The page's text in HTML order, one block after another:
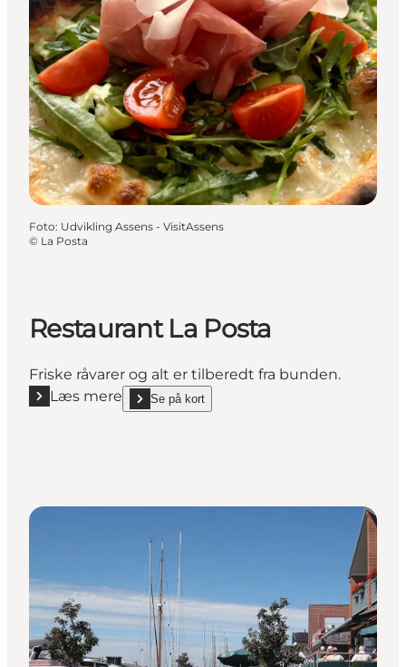
Foto: Udvikling Assens - VisitAssens
© La Posta
Restaurant La Posta
Friske råvarer og alt er tilberedt fra bunden.
Læs mere
Læs mere "Restaurant La Posta"
Se på kort
show Restaurant La Posta on_map